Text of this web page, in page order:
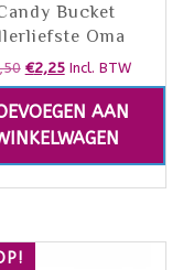
Bucket
Oma
€2,25 Incl. BTW
AAN